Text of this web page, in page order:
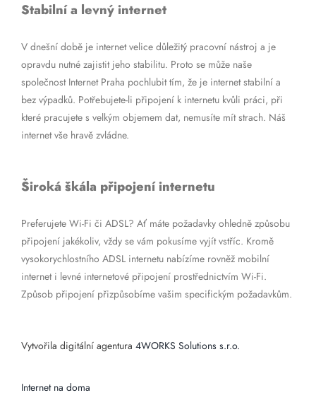
Stabilní a levný internet
V dnešní době je internet velice důležitý pracovní nástroj a je
opravdu nutné zajistit jeho stabilitu. Proto se může naše
společnost Internet Praha pochlubit tím, že je internet stabilní a
bez výpadků. Potřebujete-li připojení k internetu kvůli práci, při
které pracujete s velkým objemem dat, nemusíte mít strach. Náš
internet vše hravě zvládne.
Široká škála připojení internetu
Preferujete Wi-Fi či ADSL? Ať máte požadavky ohledně způsobu
připojení jakékoliv, vždy se vám pokusíme vyjít vstříc. Kromě
vysokorychlostního ADSL internetu nabízíme rovněž mobilní
internet i levné internetové připojení prostřednictvím Wi-Fi.
Způsob připojení přizpůsobíme vašim specifickým požadavkům.
Vytvořila digitální agentura 4WORKS Solutions s.r.o.
Internet na doma